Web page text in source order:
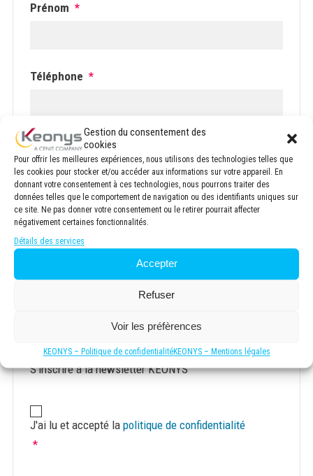
Gestion du consentement des
cookies
Pour offrir les meilleures expériences, nous utilisons des technologies telles que
les cookies pour stocker et/ou accéder aux informations sur votre appareil. En
donnant votre consentement à ces technologies, nous pourrons traiter des
données telles que le comportement de navigation ou des identifiants uniques sur
ce site. Ne pas donner votre consentement ou le retirer pourrait affecter
négativement certaines fonctionnalités.
Détails des services
Accepter
Refuser
Voir les préfèrences
KEONYS – Politique de confidentialitéKEONYS – Mentions légales
Prénom *
Téléphone *
Email *
Société *
Votre demande concerne : *
Newsletter
S'inscrire à la newsletter KEONYS
Consentement
J'ai lu et accepté la politique de confidentialité
*